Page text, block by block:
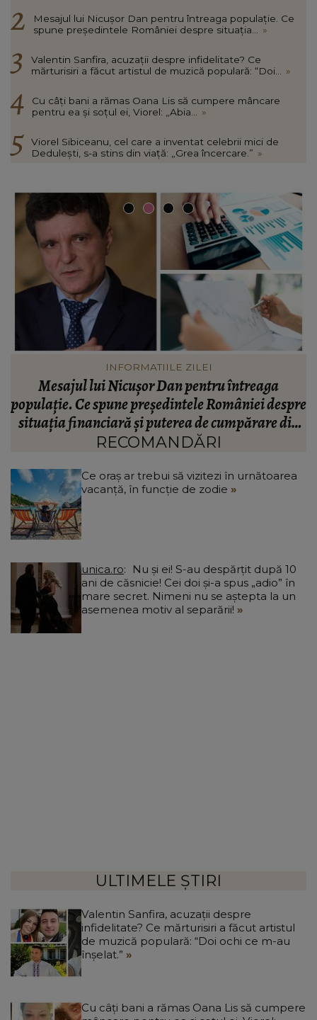
Mesajul lui Nicușor Dan pentru întreaga populație. Ce
spune președintele României despre situația... »
Valentin Sanfira, acuzații despre infidelitate? Ce
mărturisiri a făcut artistul de muzică populară: “Doi... »
Cu câți bani a rămas Oana Lis să cumpere mâncare
pentru ea și soțul ei, Viorel: „Abia... »
Viorel Sibiceanu, cel care a inventat celebrii mici de
Dedulești, s-a stins din viață: „Grea încercare.” »
VEDETE
Valentin Sanfira, acuzații despre infidelitate? Ce
mărturisiri a făcut artistul de muzică populară:
“Doi ochi ce m-au înșelat.”
RECOMANDĂRI
Ce oraș ar trebui să vizitezi în urnătoarea
vacanță, în funcție de zodie
unica.ro
ani de căsnicie! Cei doi și-a spus „adio” în
mare secret. Nimeni nu se aștepta la un
asemenea motiv al separării!
ULTIMELE ȘTIRI
Valentin Sanfira, acuzații despre
infidelitate? Ce mărturisiri a făcut artistul
de muzică populară: “Doi ochi ce m-au
înșelat.”
Cu câți bani a rămas Oana Lis să cumpere